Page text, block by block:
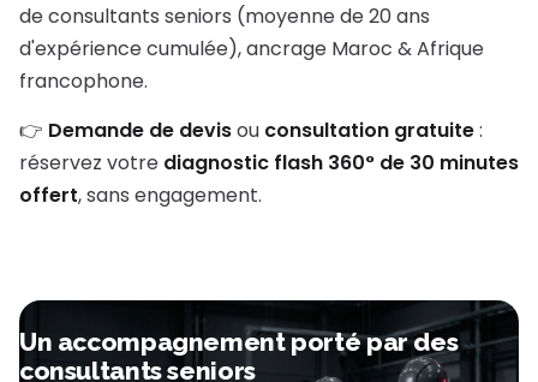
de consultants seniors (moyenne de 20 ans
d'expérience cumulée), ancrage Maroc & Afrique
francophone.
👉 Demande de devisou consultation gratuite:
réservez votre diagnostic flash 360° de 30 minutes
offert, sans engagement.
Un accompagnement porté par des
consultants seniors